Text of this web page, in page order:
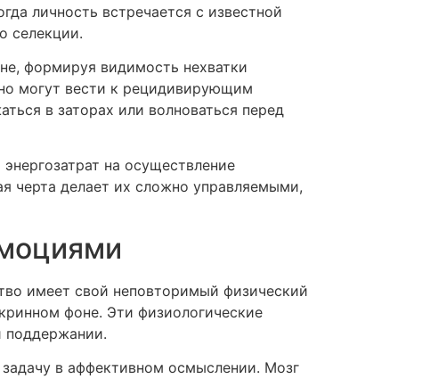
личность встречается с известной
селекции.
формируя видимость нехватки
могут вести к рецидивирующим
в заторах или волноваться перед
на осуществление
черта делает их сложно управляемыми,
имеет свой неповторимый физический
фоне. Эти физиологические
поддержании.
в аффективном осмыслении. Мозг